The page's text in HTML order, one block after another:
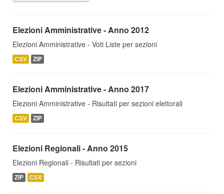
Elezioni Amministrative - Anno 2012
Elezioni Amministrative - Voti Liste per sezioni
CSV ZIP
Elezioni Amministrative - Anno 2017
Elezioni Amministrative - Risultati per sezioni elettorali
CSV ZIP
Elezioni Regionali - Anno 2015
Elezioni Regionali - Risultati per sezioni
ZIP CSV